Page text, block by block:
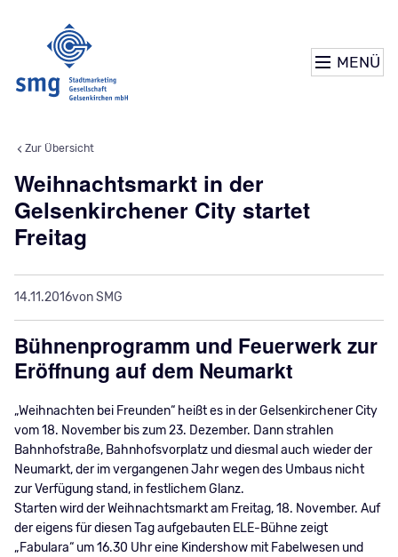
MENÜ
Weihnachtsmarkt in der
Gelsenkirchener City startet
Freitag
14.11.2016von SMG
Bühnenprogramm und Feuerwerk zur
Eröffnung auf dem Neumarkt
„Weihnachten bei Freunden“ heißt es in der Gelsenkirchener City
vom 18. November bis zum 23. Dezember. Dann strahlen
Bahnhofstraße, Bahnhofsvorplatz und diesmal auch wieder der
Neumarkt, der im vergangenen Jahr wegen des Umbaus nicht
zur Verfügung stand, in festlichem Glanz.
Starten wird der Weihnachtsmarkt am Freitag, 18. November. Auf
der eigens für diesen Tag aufgebauten ELE-Bühne zeigt
„Fabulara“ um 16.30 Uhr eine Kindershow mit Fabelwesen und
Zur Übersicht